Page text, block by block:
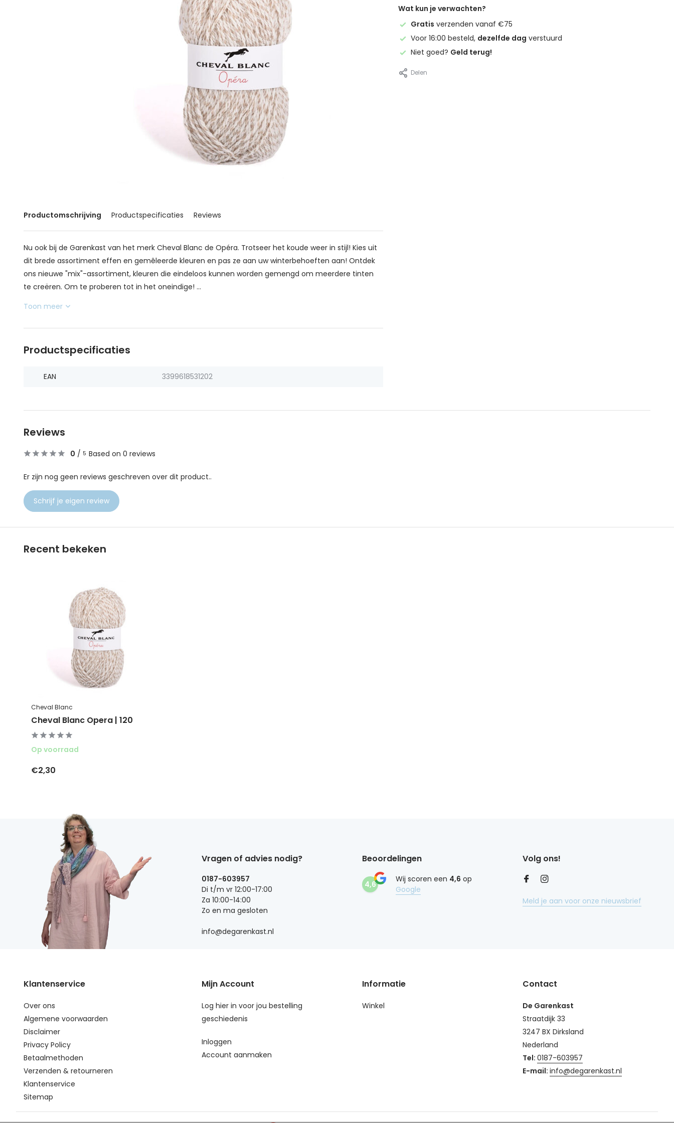
Productomschrijving Productspecificaties Reviews
Nu ook bij de Garenkast van het merk Cheval Blanc de Opéra. Trotseer het koude weer in stijl! Kies uit
dit brede assortiment effen en gemêleerde kleuren en pas ze aan uw winterbehoeften aan! Ontdek
ons ​​nieuwe "mix"-assortiment, kleuren die eindeloos kunnen worden gemengd om meerdere tinten
te creëren. Om te proberen tot in het oneindige! ...
Toon meer
Productspecificaties
EAN 3399618531202
Wat kun je verwachten?
Gratis verzenden vanaf €75
Voor 16:00 besteld, dezelfde dag verstuurd
Niet goed? Geld terug!
Delen
Reviews
0 / 5 Based on 0 reviews
Er zijn nog geen reviews geschreven over dit product..
Schrijf je eigen review
Recent bekeken
Cheval Blanc
Cheval Blanc Opera | 120
Op voorraad
€2,30
Vragen of advies nodig?
0187-603957
Di t/m vr 12:00-17:00
Za 10:00-14:00
Zo en ma gesloten
info@degarenkast.nl
Beoordelingen
4,6
Wij scoren een 4,6 op
Google
Volg ons!
Meld je aan voor onze nieuwsbrief
Klantenservice
Over ons
Algemene voorwaarden
Disclaimer
Privacy Policy
Betaalmethoden
Verzenden & retourneren
Klantenservice
Sitemap
Mijn Account
Log hier in voor jou bestelling
geschiedenis
Inloggen
Account aanmaken
Informatie
Winkel
Contact
De Garenkast
Straatdijk 33
3247 BX Dirksland
Nederland
Tel: 0187-603957
E-mail: info@degarenkast.nl